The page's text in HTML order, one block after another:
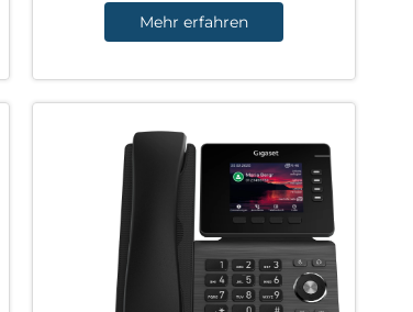
Mehr erfahren